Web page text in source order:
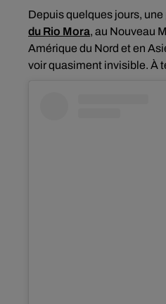
Depuis quelques jours,
du Rio Mora, au Nouveau
Amérique du Nord et en
voir quasiment invisible. À